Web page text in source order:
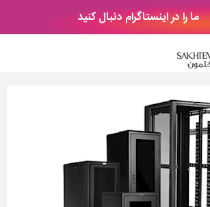
ما را در اینستاگرام دنبال کنید